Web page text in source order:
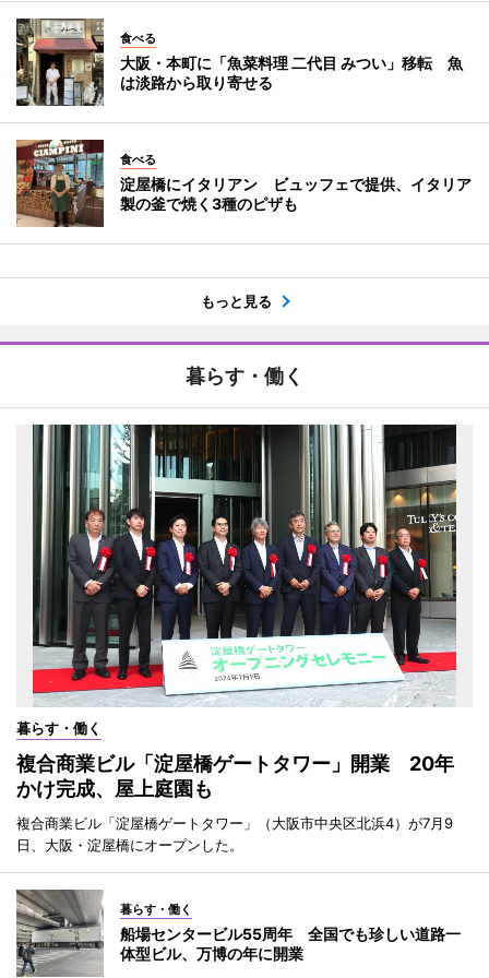
食べる
大阪・本町に「魚菜料理 二代目 みつい」移転 魚
は淡路から取り寄せる
食べる
淀屋橋にイタリアン ビュッフェで提供、イタリア
製の釜で焼く3種のピザも
もっと見る
暮らす・働く
暮らす・働く
複合商業ビル「淀屋橋ゲートタワー」開業 20年
かけ完成、屋上庭園も
複合商業ビル「淀屋橋ゲートタワー」（大阪市中央区北浜4）が7月9
日、大阪・淀屋橋にオープンした。
暮らす・働く
船場センタービル55周年 全国でも珍しい道路一
体型ビル、万博の年に開業